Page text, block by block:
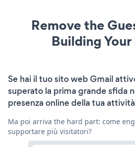
Remove the
Building Your
Se hai il tuo sito web Gmail
superato la prima grande sfida
presenza online della tua
Ma poi arriva the hard part: come
supportare più visitatori?